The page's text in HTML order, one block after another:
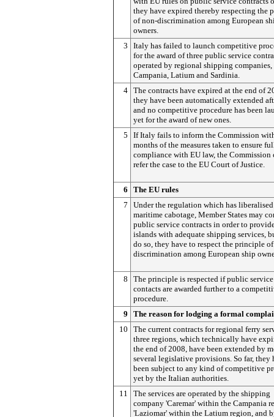
they have expired thereby respecting the
of non-discrimination among European
owners.
3
Italy has failed to launch competitive
for the award of three public service
operated by regional shipping
Campania, Latium and Sardinia.
4 The contracts have expired at the end of
they have been automatically extended
and no competitive procedure has been
yet for the award of new ones.
5
If Italy fails to inform the Commission
months of the measures taken to ensure
compliance with EU law, the Commission
refer the case to the EU Court of Justice.
6
The EU rules
7
Under the regulation which has liberalised
maritime cabotage, Member States may
public service contracts in order to
islands with adequate shipping services,
do so, they have to respect the principle
discrimination among European ship
8
The principle is respected if public service
contacts are awarded further to a
procedure.
9
The reason for lodging a formal
10
The current contracts for regional ferry
three regions, which technically have
the end of 2008, have been extended by
several legislative provisions. So far, they
been subject to any kind of competitive
yet by the Italian authorities.
11
The services are operated by the shipping
company 'Caremar' within the Campania
'Laziomar' within the Latium region, and